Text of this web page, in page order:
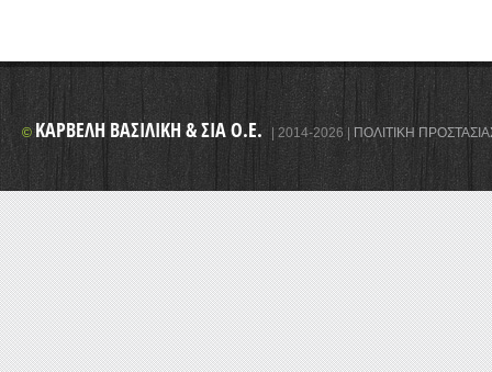
©ΚΑΡΒΈΛΗ ΒΑΣΙΛΙΚΉ & ΣΙΑ Ο.Ε. 2014-2026 ΠΟΛΙΤΙΚΉ